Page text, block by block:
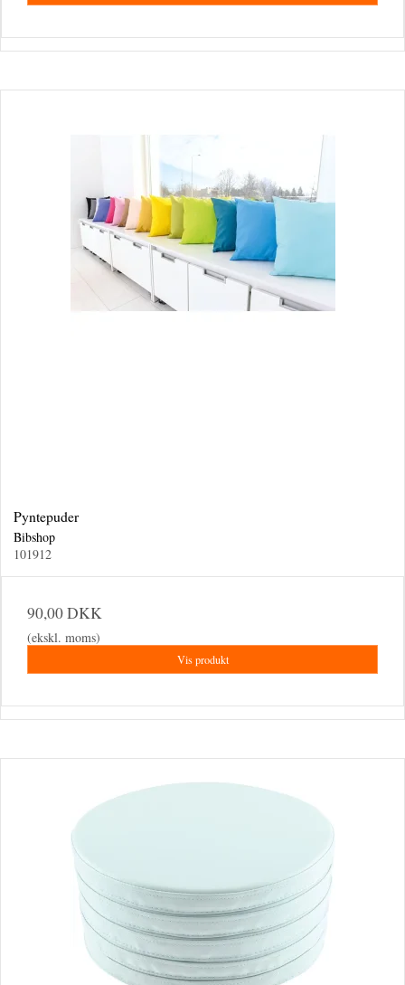
Pyntepuder
Bibshop
101912
90,00 DKK
(ekskl. moms)
Vis produkt